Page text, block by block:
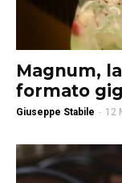
Magnum,
formato
Giuseppe Stabile - 12